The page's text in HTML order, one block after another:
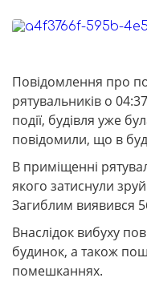
Повідомлення про
рятувальників о
події, будівля уже
повідомили, що в
В приміщенні
якого затиснули
Загиблим виявився
Внаслідок вибуху
будинок, а також
помешканнях.